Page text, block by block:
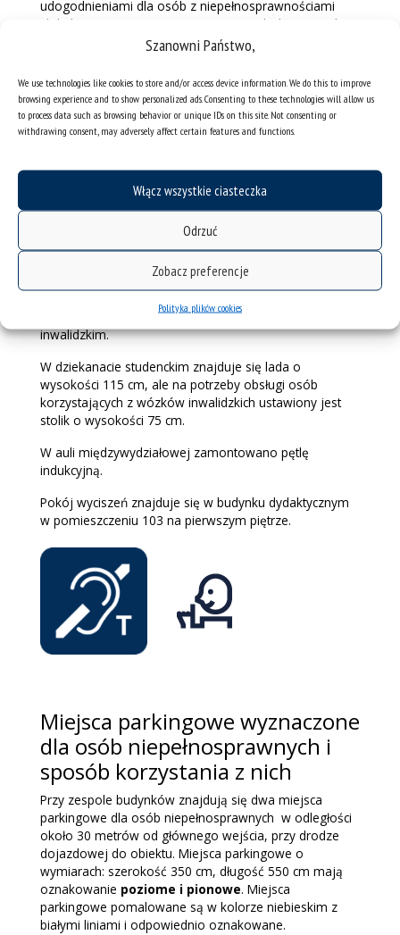
Szanowni Państwo,
We use technologies like cookies to store and/or access device information. We do this to improve
browsing experience and to show personalized ads. Consenting to these technologies will allow us
to process data such as browsing behavior or unique IDs on this site. Not consenting or
withdrawing consent, may adversely affect certain features and functions.
Włącz wszystkie ciasteczka
Odrzuć
Zobacz preferencje
Polityka plików cookies
udogodnieniami dla osób z niepełnosprawnościami
zlokalizowaną na pierwszym piętrze w holu. Drzwi do
toalety mają prześwit otwarcia 100 cm. Przestrzeń
manewrowa w toalecie ma promień 150 cm. Pochwyt
przy misce ustępowej, jeden podnoszony. Przy
umywalce jeden pochwyt podnoszony. Kosz na odpady
znajduje się przy umywalce. Włączniki oświetlenia
znajdują się na wysokości 140 cm.
papierowe na wysokości 140 cm.
Wszystkie toalety dla osób z niepełnosprawnościami w
obiekcie mają łączność z recepcją – zamontowany jest
system przywoławczy.
laboratoryjnych i biurowych można dostać się na wózku
inwalidzkim.
W dziekanacie studenckim znajduje się lada o
wysokości 115 cm, ale na potrzeby obsługi osób
korzystających z wózków inwalidzkich ustawiony jest
stolik o wysokości 75 cm.
W auli międzywydziałowej zamontowano pętlę
indukcyjną.
Pokój wyciszeń znajduje się w budynku dydaktycznym
w pomieszczeniu 103 na pierwszym piętrze.
Miejsca parkingowe wyznaczone
dla osób niepełnosprawnych i
sposób korzystania z nich
Przy zespole budynków znajdują się dwa miejsca
parkingowe dla osób niepełnosprawnych w odległości
około 30 metrów od głównego wejścia, przy drodze
dojazdowej do obiektu. Miejsca parkingowe o
wymiarach: szerokość 350 cm, długość 550 cm mają
oznakowanie poziome i pionowe. Miejsca
parkingowe pomalowane są w kolorze niebieskim z
białymi liniami i odpowiednio oznakowane.